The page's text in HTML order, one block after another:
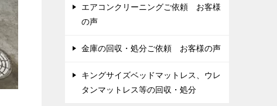
エアコンクリーニングご依頼 お客様
の声
金庫の回収・処分ご依頼 お客様の声
キングサイズベッドマットレス、ウレ
タンマットレス等の回収・処分